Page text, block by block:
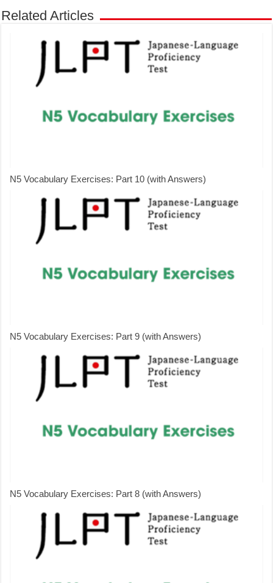
Related Articles
N5 Vocabulary Exercises: Part 10 (with Answers)
N5 Vocabulary Exercises: Part 9 (with Answers)
N5 Vocabulary Exercises: Part 8 (with Answers)